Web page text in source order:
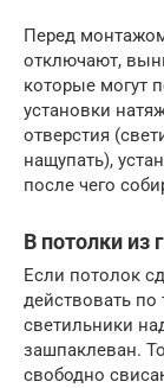
Перед
отключают,
которые могут
установки
отверстия
нащупать),
после чего
В потолки из
Если потолок
действовать
светильники
зашпаклеван.
свободно